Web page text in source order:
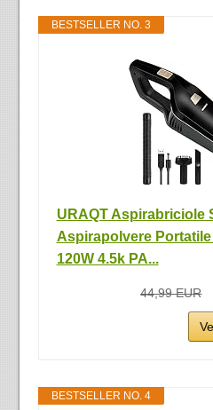
BESTSELLER NO. 3
URAQT Aspirabriciole
Aspirapolvere
120W 4.5k PA...
44,99 EUR
BESTSELLER NO. 4